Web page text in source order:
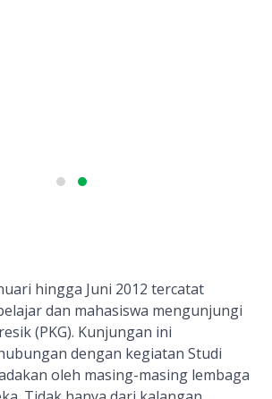
hingga Juni 2012 tercatat
dan mahasiswa mengunjungi
(PKG). Kunjungan ini
dengan kegiatan Studi
oleh masing-masing lembaga